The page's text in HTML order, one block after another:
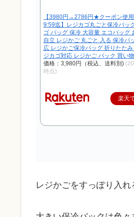
【3980円→2786円★クーポン使
9:59迄】レジカゴ丸ごと保冷バッ
ゴ バッグ 保冷 大容量 エコバッグ
自立 レジかご 丸ごと 入る 保冷バ
広 レジかご保冷バッグ 折りたたみ
ジカゴ対応 レジかご バック 買い物
価格：3,980円（税込、送料別)
時点)
楽天
レジかごをすっぽり入れ